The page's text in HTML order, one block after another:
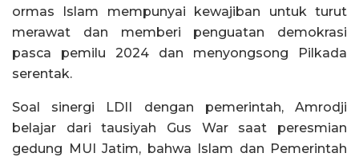
ormas Islam mempunyai kewajiban untuk turut
merawat dan memberi penguatan demokrasi
pasca pemilu 2024 dan menyongsong Pilkada
serentak.
Soal sinergi LDII dengan pemerintah, Amrodji
belajar dari tausiyah Gus War saat peresmian
gedung MUI Jatim, bahwa Islam dan Pemerintah